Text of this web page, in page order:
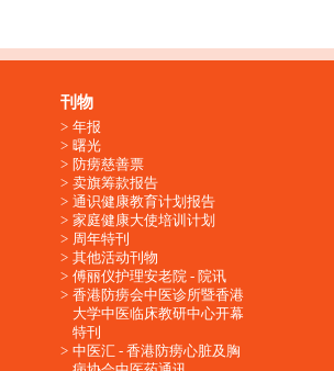
刊物
年报
曙光
防痨慈善票
卖旗筹款报告
通识健康教育计划报告
家庭健康大使培训计划
周年特刊
其他活动刊物
傅丽仪护理安老院 - 院讯
香港防痨会中医诊所暨香港
大学中医临床教研中心开幕
特刊
中医汇 - 香港防痨心脏及胸